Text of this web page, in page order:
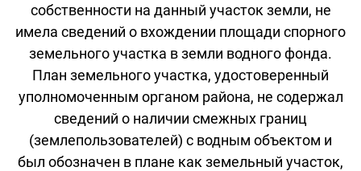
собственности на данный участок земли, не
имела сведений о вхождении площади спорного
земельного участка в земли водного фонда.
План земельного участка, удостоверенный
уполномоченным органом района, не содержал
сведений о наличии смежных границ
(землепользователей) с водным объектом и
был обозначен в плане как земельный участок,